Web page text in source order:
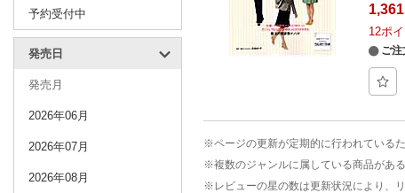
予約受付中
発売日
発売月
2026年06月
2026年07月
2026年08月
1,361
12ポ
ご
※ページの更新が定期的に行われている
※複数のジャンルに属している商品があ
※レビューの星の数は更新状況により、